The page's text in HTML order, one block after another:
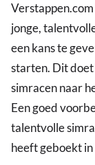
jonge,
een kans te
starten. Dit
simracen naar
Een goed
talentvolle
heeft geboekt in